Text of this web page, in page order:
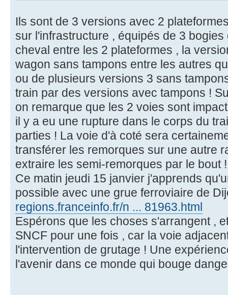
Ils sont de 3 versions avec 2
sur l'infrastructure , équipés de 3
cheval entre les 2 plateformes , la
wagon sans tampons entre les autres
ou de plusieurs versions 3 sans
train par des versions avec tampons !
on remarque que les 2 voies sont
il y a eu une rupture dans le corps du
parties ! La voie d'à coté sera
transférer les remorques sur une autre
extraire les semi-remorques par le bout !
Ce matin jeudi 15 janvier j'apprends
possible avec une grue ferroviaire de
regions.franceinfo.fr/n ... 81963.html
Espérons que les choses s'arrangent ,
SNCF pour une fois , car la voie
l'intervention de grutage ! Une
l'avenir dans ce monde qui bouge